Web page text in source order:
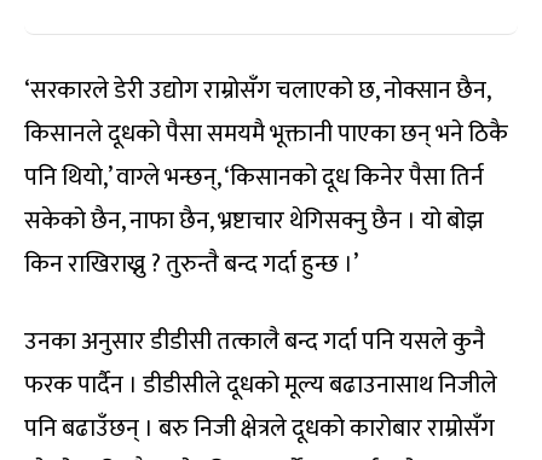
‘सरकारले डेरी उद्योग राम्रोसँग चलाएको छ, नोक्सान छैन,
किसानले दूधको पैसा समयमै भूक्तानी पाएका छन् भने ठिकै
पनि थियो,’ वाग्ले भन्छन्, ‘किसानको दूध किनेर पैसा तिर्न
सकेको छैन, नाफा छैन, भ्रष्टाचार थेगिसक्नु छैन । यो बोझ
किन राखिराख्नु ? तुरुन्तै बन्द गर्दा हुन्छ ।’
उनका अनुसार डीडीसी तत्कालै बन्द गर्दा पनि यसले कुनै
फरक पार्दैन । डीडीसीले दूधको मूल्य बढाउनासाथ निजीले
पनि बढाउँछन् । बरु निजी क्षेत्रले दूधको कारोबार राम्रोसँग